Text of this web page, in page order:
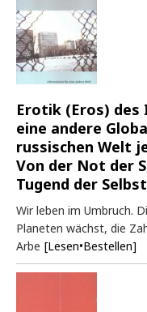
Erotik (Eros)
eine andere
russischen Welt
Von der Not der
Tugend der
Wir leben im Umbruch.
Planeten wächst, die
Arbe [Lesen•Bestellen]